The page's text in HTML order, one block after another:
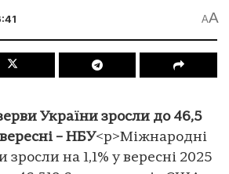
AA
України зросли до 46,5
– НБУ<p>Міжнародні
зросли на 1,1% у вересні 2025